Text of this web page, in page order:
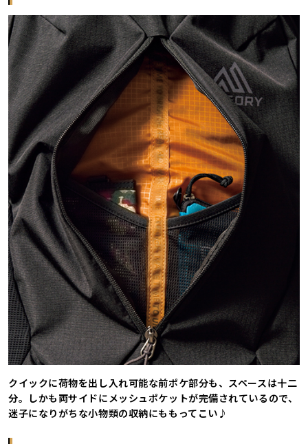
クイックに荷物を出し入れ可能な前ポケ部分も、スペースは十二
分。しかも両サイドにメッシュポケットが完備されているので、
迷子になりがちな小物類の収納にももってこい♪